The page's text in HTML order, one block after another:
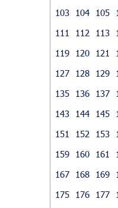
103
104 105
111
112 113
119
120 121
127
128 129
135
136 137
143
144 145
151
152 153
159
160 161
167
168 169
175
176 177